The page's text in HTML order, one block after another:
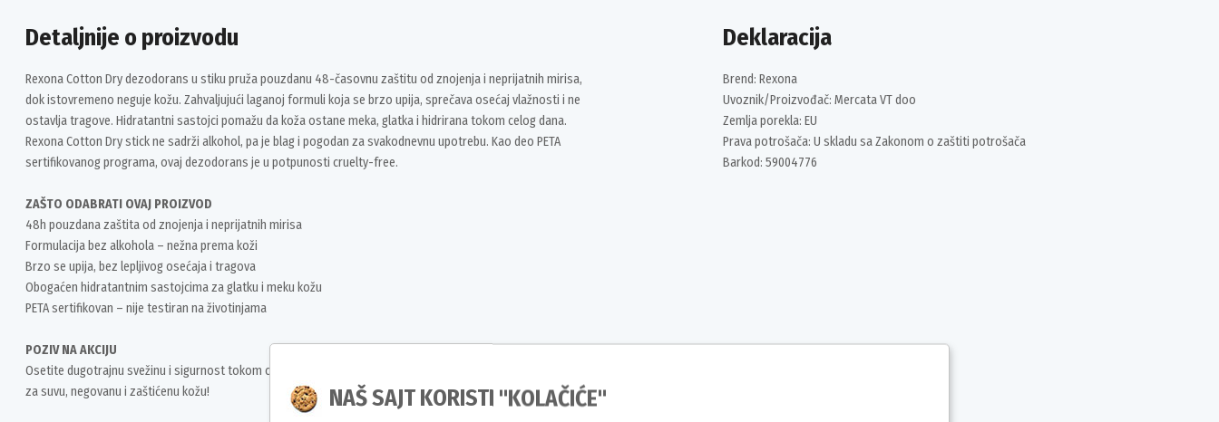
Detaljnije o proizvodu
Rexona Cotton Dry dezodorans u stiku pruža pouzdanu 48-časovnu zaštitu od znojenja i neprijatnih mirisa,
dok istovremeno neguje kožu. Zahvaljujući laganoj formuli koja se brzo upija, sprečava osećaj vlažnosti i ne
ostavlja tragove. Hidratantni sastojci pomažu da koža ostane meka, glatka i hidrirana tokom celog dana.
Rexona Cotton Dry stick ne sadrži alkohol, pa je blag i pogodan za svakodnevnu upotrebu. Kao deo PETA
sertifikovanog programa, ovaj dezodorans je u potpunosti cruelty-free.
ZAŠTO ODABRATI OVAJ PROIZVOD
48h pouzdana zaštita od znojenja i neprijatnih mirisa
Formulacija bez alkohola – nežna prema koži
Brzo se upija, bez lepljivog osećaja i tragova
Obogaćen hidratantnim sastojcima za glatku i meku kožu
PETA sertifikovan – nije testiran na životinjama
POZIV NA AKCIJU
Osetite dugotrajnu svežinu i sigurnost tokom celog dana – izaberite Rexona Cotton Dry dezodorans u stiku
za suvu, negovanu i zaštićenu kožu!
Deklaracija
Brend: Rexona
Uvoznik/Proizvođač: Mercata VT doo
Zemlja porekla: EU
Prava potrošača: U skladu sa Zakonom o zaštiti potrošača
Barkod: 59004776
NAŠ SAJT KORISTI "KOLAČIĆE"